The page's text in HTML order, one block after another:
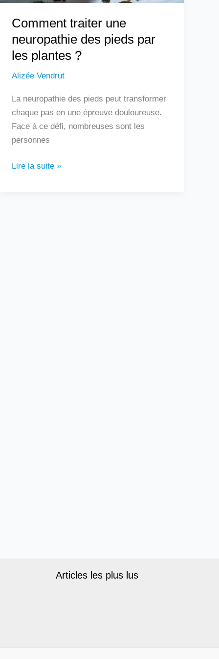
Comment traiter une
neuropathie des pieds par
les plantes ?
Alizée Vendrut
La neuropathie des pieds peut transformer
chaque pas en une épreuve douloureuse.
Face à ce défi, nombreuses sont les
personnes
Lire la suite »
Articles les plus lus